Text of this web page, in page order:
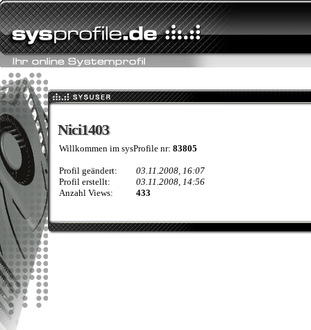
Nici1403
Nici1403
Willkommen im sysProfile nr: 83805
Profil geändert:
03.11.2008, 16:07
Profil erstellt:
03.11.2008, 14:56
Anzahl Views:
433